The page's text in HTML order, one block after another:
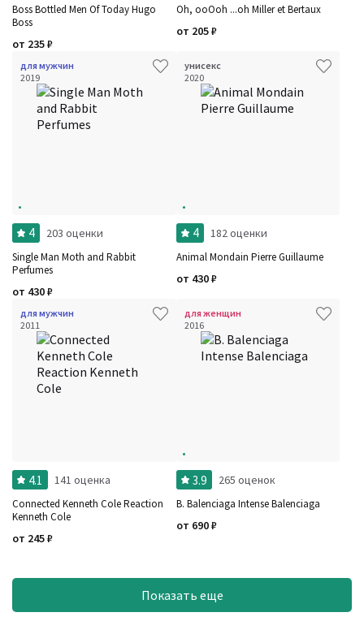
Boss Bottled Men Of Today Hugo
Boss
от 235₽
Oh, ooOoh ...oh Miller et Bertaux
от 205₽
для мужчин
2019
4 203 оценки
Single Man Moth and Rabbit
Perfumes
от 430₽
унисекс
2020
4 182 оценки
Animal Mondain Pierre Guillaume
от 430₽
для мужчин
2011
4.1 141 оценка
Connected Kenneth Cole Reaction
Kenneth Cole
от 245₽
для женщин
2016
3.9 265 оценок
B. Balenciaga Intense Balenciaga
от 690₽
Показать еще